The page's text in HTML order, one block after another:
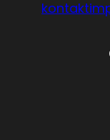
kontakt